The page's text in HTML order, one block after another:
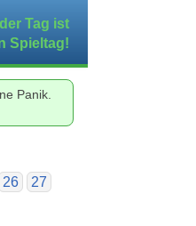
Tag ist
Spieltag!
Panik.
26
27